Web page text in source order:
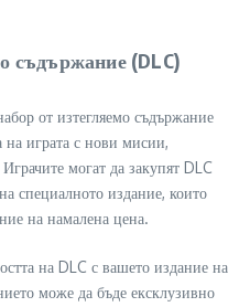
съдържание (DLC)
от изтегляемо съдържание
на играта с нови мисии,
могат да закупят DLC
специалното издание, които
на намалена цена.
на DLC с вашето издание на
може да бъде ексклузивно